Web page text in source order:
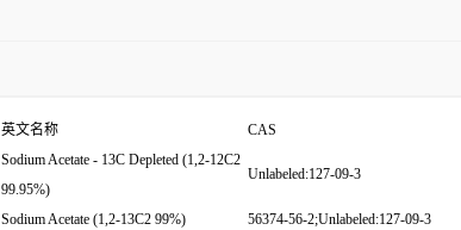
英文名称 CAS
Sodium Acetate - 13C Depleted (1,2-12C2
99.95%)
Unlabeled:127-09-3
Sodium Acetate (1,2-13C2 99%) 56374-56-2;Unlabeled:127-09-3